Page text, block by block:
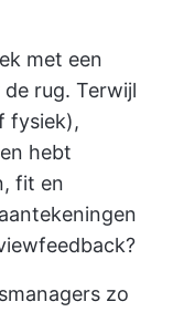
met een
rug. Terwijl
fysiek),
hebt
fit en
zo